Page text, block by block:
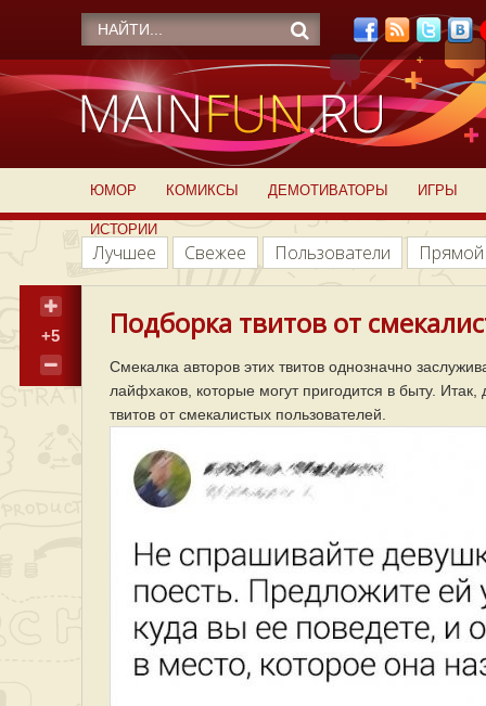
ЮМОР КОМИКСЫ ДЕМОТИВАТОРЫ ИГРЫ
ИСТОРИИ
Лучшее Свежее Пользователи
+5 Подборка твитов от
Смекалка авторов этих твитов однозначно
лайфхаков, которые могут пригодится в быту.
твитов от смекалистых пользователей.